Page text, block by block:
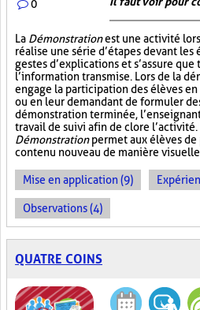
0
La Démonstrationest une activité
réalise une série d’étapes devant les
gestes d’explications et s’assure
l’information transmise. Lors de la
engage la participation des élèves
ou en leur demandant de formuler
démonstration terminée,
travail de suivi afin de clore l’activité.
Démonstrationpermet aux élèves de
contenu nouveau de manière
Mise en application (9)
Observations (4)
QUATRE COINS